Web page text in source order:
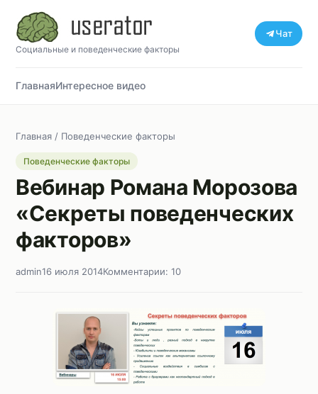
Социальные и поведенческие факторы
Чат
ГлавнаяИнтересное видео
Главная / Поведенческие факторы
Поведенческие факторы
Вебинар Романа Морозова
«Секреты поведенческих
факторов»
admin16 июля 2014Комментарии: 10